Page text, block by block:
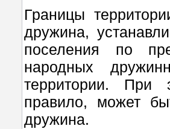
Границы
дружина,
поселения по
народных
территории. При
правило, может
дружина.